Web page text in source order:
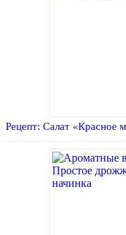
Рецепт: Салат «Красное